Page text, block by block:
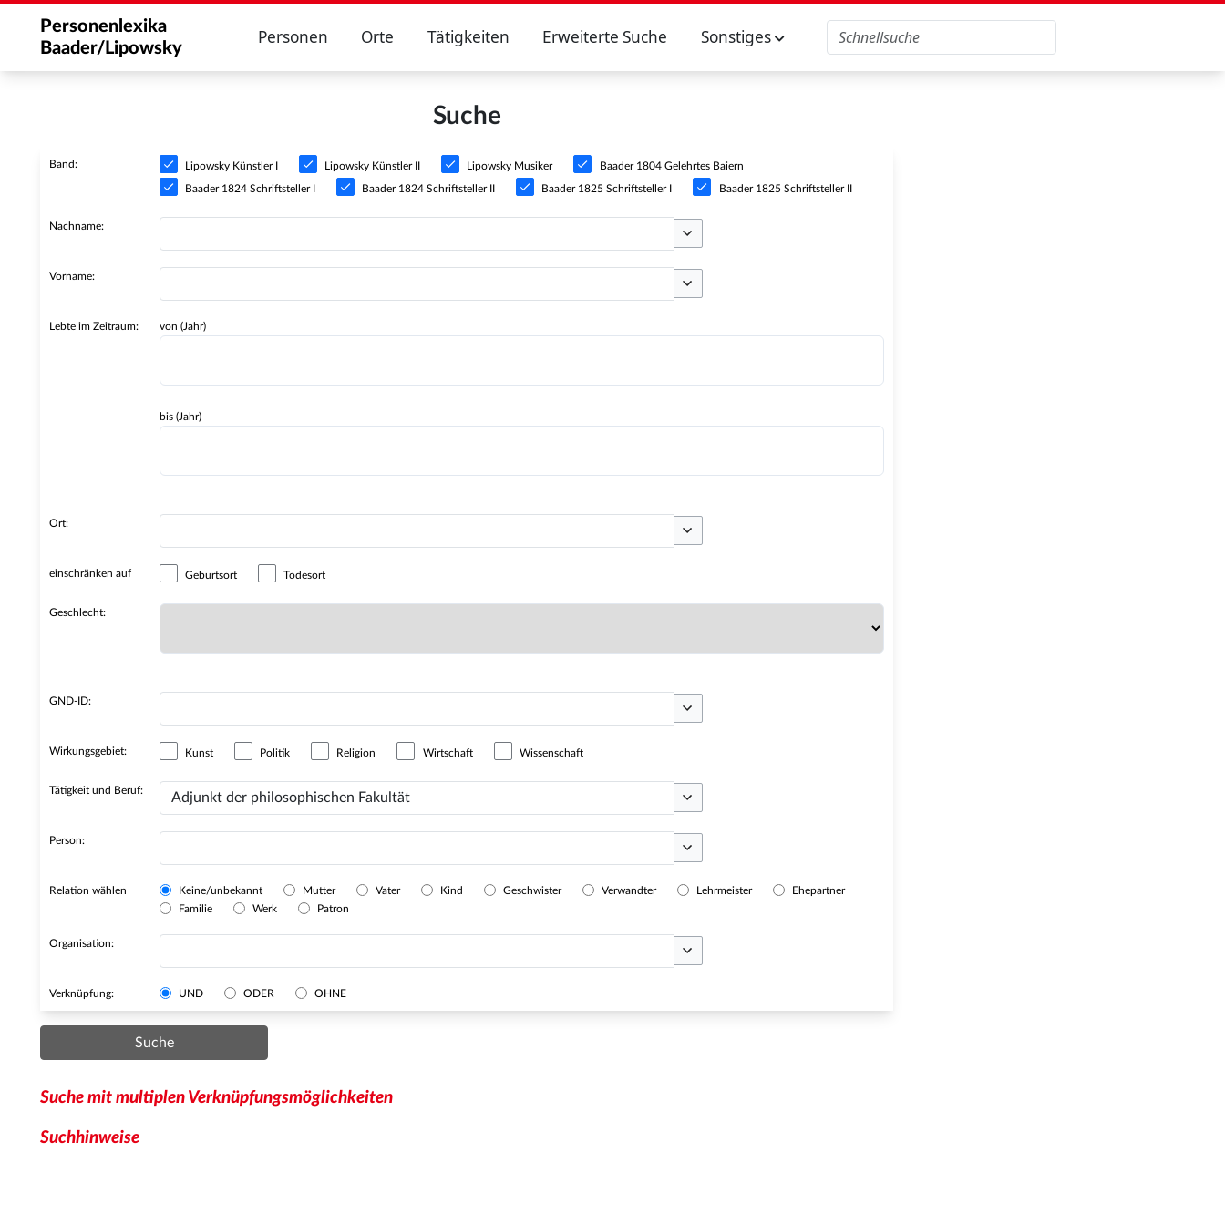
Personenlexika
Baader/Lipowsky
Personen Orte Tätigkeiten Erweiterte Suche Sonstiges
Suche
Band: Lipowsky Künstler I Lipowsky Künstler II Lipowsky Musiker Baader 1804 Gelehrtes Baiern
Baader 1824 Schriftsteller I Baader 1824 Schriftsteller II Baader 1825 Schriftsteller I Baader 1825 Schriftsteller II
Nachname:
Optionen umschalten
Vorname:
Optionen umschalten
Lebte im Zeitraum: von (Jahr)
bis (Jahr)
Ort:
Optionen umschalten
einschränken auf Geburtsort Todesort
Geschlecht:
GND-ID:
Optionen umschalten
Wirkungsgebiet: Kunst Politik Religion Wirtschaft Wissenschaft
Tätigkeit und Beruf:
Optionen umschalten
Person:
Optionen umschalten
Relation wählen Keine/unbekannt Mutter Vater Kind Geschwister Verwandter Lehrmeister
Ehepartner
Familie
Werk Patron
Organisation:
Optionen umschalten
Verknüpfung: UND ODER OHNE
Suche
Suche mit multiplen Verknüpfungsmöglichkeiten
Suchhinweise